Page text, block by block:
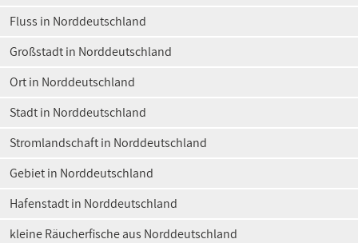
Fluss in Norddeutschland
Großstadt in Norddeutschland
Ort in Norddeutschland
Stadt in Norddeutschland
Stromlandschaft in Norddeutschland
Gebiet in Norddeutschland
Hafenstadt in Norddeutschland
kleine Räucherfische aus Norddeutschland